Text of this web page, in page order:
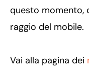
questo momento,
raggio del mobile.
Vai alla pagina dei